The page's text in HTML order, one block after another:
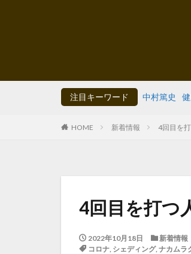
注目キーワード 中村篤史
HOME 新着情報 4回目を
4回目を打つ
2022年10月18日
新着情報
コロナ, シェディング, ナカムラ